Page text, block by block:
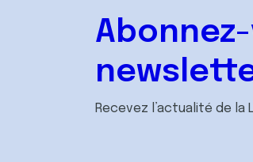
Recevez l’actualité de la